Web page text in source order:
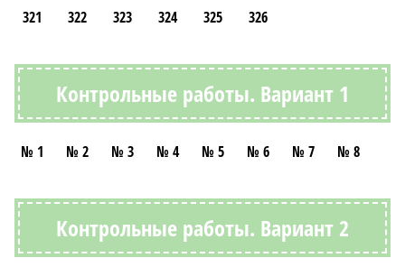
321
322 323 324 325 326
Контрольные работы. Вариант 1
№ 1 № 2 № 3 № 4 № 5 № 6 № 7 № 8
Контрольные работы. Вариант 2